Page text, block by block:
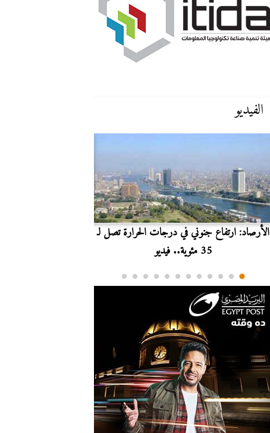
الفيديو
الأرصاد: ارتفاع جنوني في درجات الحرارة تصل لـ
35 مئوية.. فيديو